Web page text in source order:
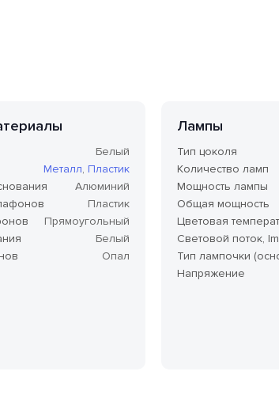
Белый
Металл, Пластик
Алюминий
Пластик
Прямоугольный
Белый
Опал
Лампы
Тип цоколя
Количество ламп
Мощность лампы
Общая мощность
Цветовая
Световой поток, lm
Тип лампочки
Напряжение